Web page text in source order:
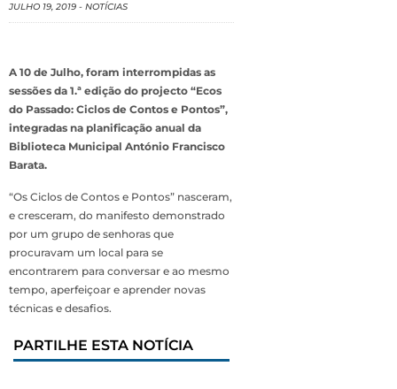
JULHO 19, 2019 - NOTÍCIAS
A 10 de Julho, foram interrompidas as
sessões da 1.ª edição do projecto “Ecos
do Passado: Ciclos de Contos e Pontos”,
integradas na planificação anual da
Biblioteca Municipal António Francisco
Barata.
“Os Ciclos de Contos e Pontos” nasceram,
e cresceram, do manifesto demonstrado
por um grupo de senhoras que
procuravam um local para se
encontrarem para conversar e ao mesmo
tempo, aperfeiçoar e aprender novas
técnicas e desafios.
PARTILHE ESTA NOTÍCIA